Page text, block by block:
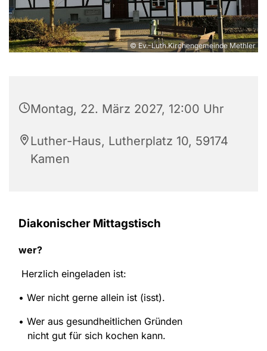
© Ev.-Luth.Kirchengemeinde Methler
Montag, 22. März 2027, 12:00 Uhr
Luther-Haus, Lutherplatz 10, 59174
Kamen
Diakonischer Mittagstisch
wer?
Herzlich eingeladen ist:
• Wer nicht gerne allein ist (isst).
• Wer aus gesundheitlichen Gründen
nicht gut für sich kochen kann.